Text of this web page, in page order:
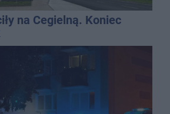
na Cegielną. Koniec